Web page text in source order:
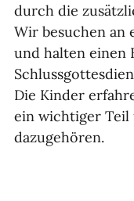
durch die
Wir besuchen an
und halten einen
Die Kinder
ein wichtiger Teil
dazugehören.